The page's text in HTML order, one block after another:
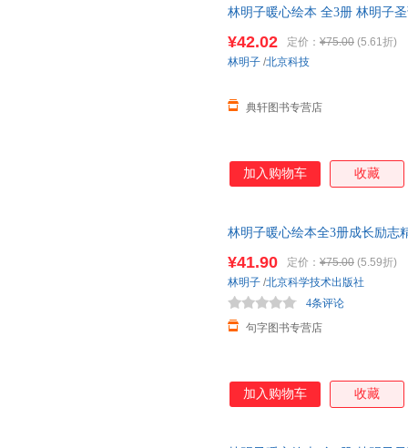
林明子暖心绘本 全3册 林明子
¥42.02 定价： ¥75.00 (5.61折)
典轩图书专营店
林明子 /北京科技
加入购物车 收藏
林明子暖心绘本全3册成长励志
¥41.90 定价： ¥75.00 (5.59折)
句字图书专营店
4条评论
林明子 /北京科学技术出版社
加入购物车 收藏